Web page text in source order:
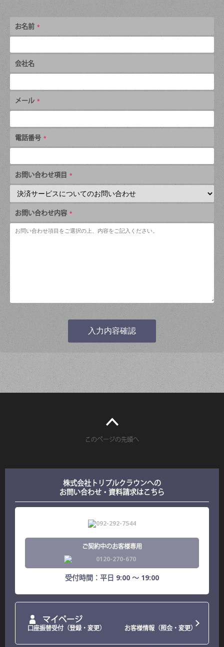
お名前
会社名
メール
電話番号
お問い合わせ項目
お問い合わせ内容
このページの先頭へ
株式会社トリプルクラウンへの
お問い合わせ・資料請求はこちら
ご契約中のお客様専用
受付時間：平日 9:00 ～ 19:00
マイページ
口座振替受付（登録・変更） お客様情報（照会・変更）